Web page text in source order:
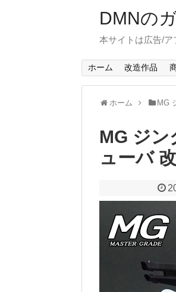
DMNの
本サイトは広告/
ホーム 改造作品
ホーム MG
MG ジ
ューバ